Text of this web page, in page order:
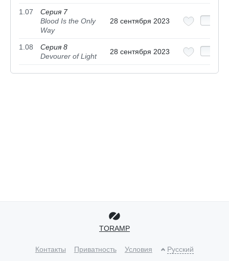
1.07
Серия 7
Blood Is the Only
Way
28 сентября 2023
1.08
Серия 8
Devourer of Light
28 сентября 2023
TORAMP
Контакты Приватность Условия Русский